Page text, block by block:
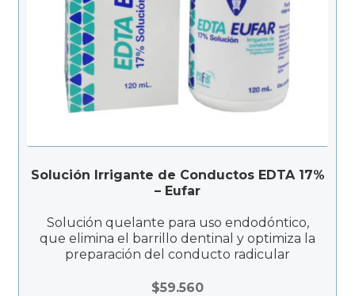
Solución Irrigante de Conductos EDTA 17%
– Eufar
Solución quelante para uso endodóntico,
que elimina el barrillo dentinal y optimiza la
preparación del conducto radicular
$59.560